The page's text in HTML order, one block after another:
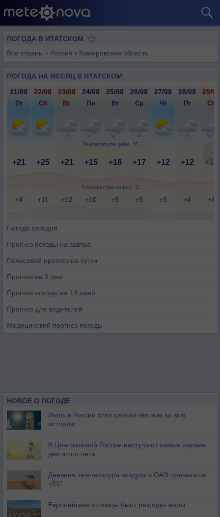
ПОГОДА В ИТАТСКОМ
Все страны › Россия › Кемеровская область
ПОГОДА НА МЕСЯЦ В ИТАТСКОМ
Температура днём, °C
Температура ночью, °C
21/08 22/08 23/08 24/08 25/08 26/08 27/08 28/08 29/08
Пт Сб Вс Пн Вт Ср Чт Пт Сб
+21 +25 +21 +15 +18 +17 +12 +12 +11
+4 +11 +12 +10 +9 +9 +3 +4 +4
Погода сегодня
Прогноз погоды на завтра
Почасовой прогноз на сутки
Прогноз на 3 дня
Прогноз погоды на 14 дней
Прогноз для водителей
Медицинский прогноз погоды
НОВОЕ О ПОГОДЕ
Июль в России стал самым тёплым за всю
историю
В Центральной России наступают самые жаркие
дни этого лета
Дневная температура воздуха в ОАЭ превысила
+51°
Европейские столицы бьют рекорды жары